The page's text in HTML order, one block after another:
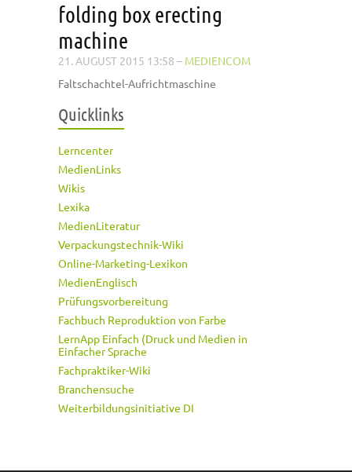
folding box erecting
machine
21. AUGUST 2015 13:58 – MEDIENCOM
Faltschachtel-Aufrichtmaschine
Quicklinks
Lerncenter
MedienLinks
Wikis
Lexika
MedienLiteratur
Verpackungstechnik-Wiki
Online-Marketing-Lexikon
MedienEnglisch
Prüfungsvorbereitung
Fachbuch Reproduktion von Farbe
LernApp Einfach (Druck und Medien in
Einfacher Sprache
Fachpraktiker-Wiki
Branchensuche
Weiterbildungsinitiative DI